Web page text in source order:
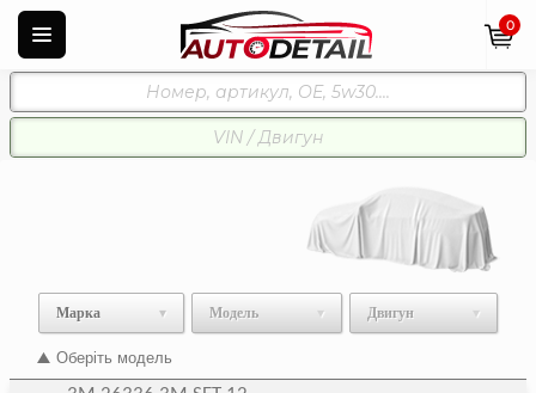
0
Марка Модель Двигун
Оберіть модель